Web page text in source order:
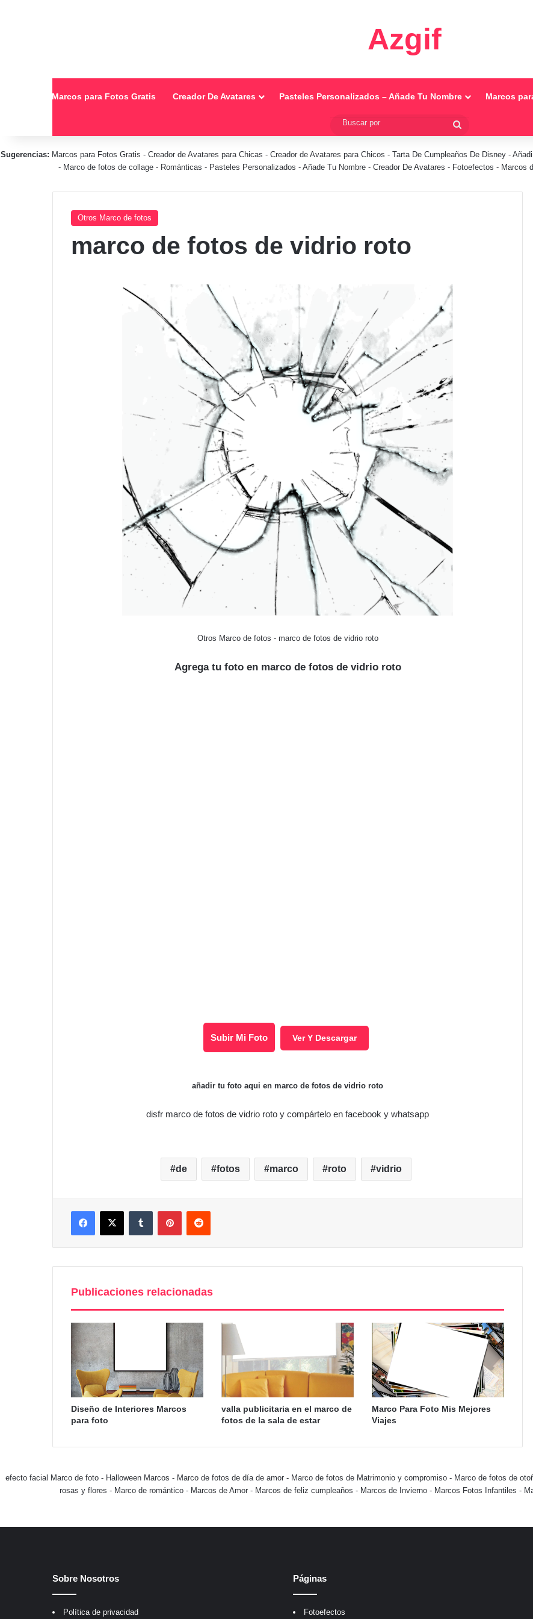
Azgif
Marcos para Fotos Gratis Creador De Avatares Pasteles Personalizados – Añade Tu Nombre Marcos
Sugerencias: Marcos para Fotos Gratis - Creador de Avatares para Chicas - Creador de Avatares para Chicos - Tarta De Cumpleaños De Disney -
- Marco de fotos de collage - Románticas - Pasteles Personalizados - Añade Tu Nombre - Creador De Avatares - Fotoefectos - Marcos
Otros Marco de fotos
marco de fotos de vidrio roto
Otros Marco de fotos - marco de fotos de vidrio roto
Agrega tu foto en marco de fotos de vidrio roto
Subir Mi Foto Ver Y Descargar
añadir tu foto aqui en marco de fotos de vidrio roto
disfr marco de fotos de vidrio roto y compártelo en facebook y whatsapp
de fotos marco roto vidrio
FacebookX Tumblr PinterestReddit
Publicaciones relacionadas
Diseño de Interiores Marcos
para foto
valla publicitaria en el marco de
fotos de la sala de estar
Marco Para Foto Mis Mejores
Viajes
efecto facial Marco de foto - Halloween Marcos - Marco de fotos de día de amor - Marco de fotos de Matrimonio y compromiso - Marco de fotos de
rosas y flores - Marco de romántico- Marcos de Amor- Marcos de feliz cumpleaños - Marcos de Invierno- Marcos Fotos Infantiles -
Sobre Nosotros
Política de privacidad
Páginas
Fotoefectos